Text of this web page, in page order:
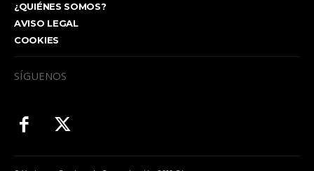
¿QUIÉNES SOMOS?
AVISO LEGAL
COOKIES
SÍGUENOS